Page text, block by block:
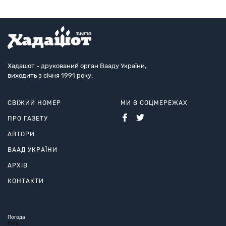
Хадашот - друкований орган Вааду України,
виходить з січня 1991 року.
СВІЖИЙ НОМЕР
ПРО ГАЗЕТУ
АВТОРИ
ВААД УКРАЇНИ
АРХІВ
КОНТАКТИ
МИ В СОЦМЕРЕЖАХ
Погода
Київ